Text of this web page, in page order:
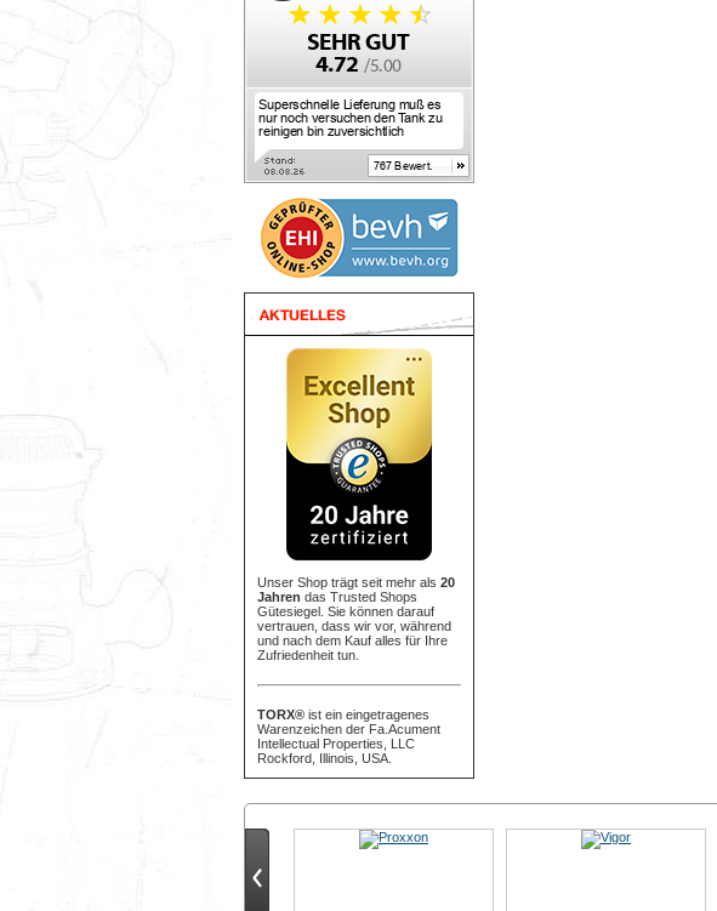
Unser Shop trägt seit mehr als 20
Jahren das Trusted Shops
Gütesiegel. Sie können darauf
vertrauen, dass wir vor, während
und nach dem Kauf alles für Ihre
Zufriedenheit tun.
TORX® ist ein eingetragenes
Warenzeichen der Fa.Acument
Intellectual Properties, LLC
Rockford, Illinois, USA.